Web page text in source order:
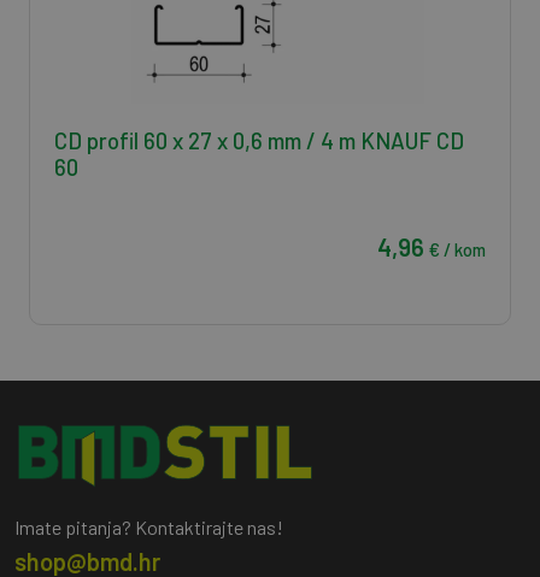
CD profil 60 x 27 x 0,6 mm / 4 m KNAUF CD
60
4,96 € / kom
Imate pitanja? Kontaktirajte nas!
shop@bmd.hr